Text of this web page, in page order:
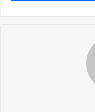
شود.روحانی گردان
بزرگ بود. آنقدر